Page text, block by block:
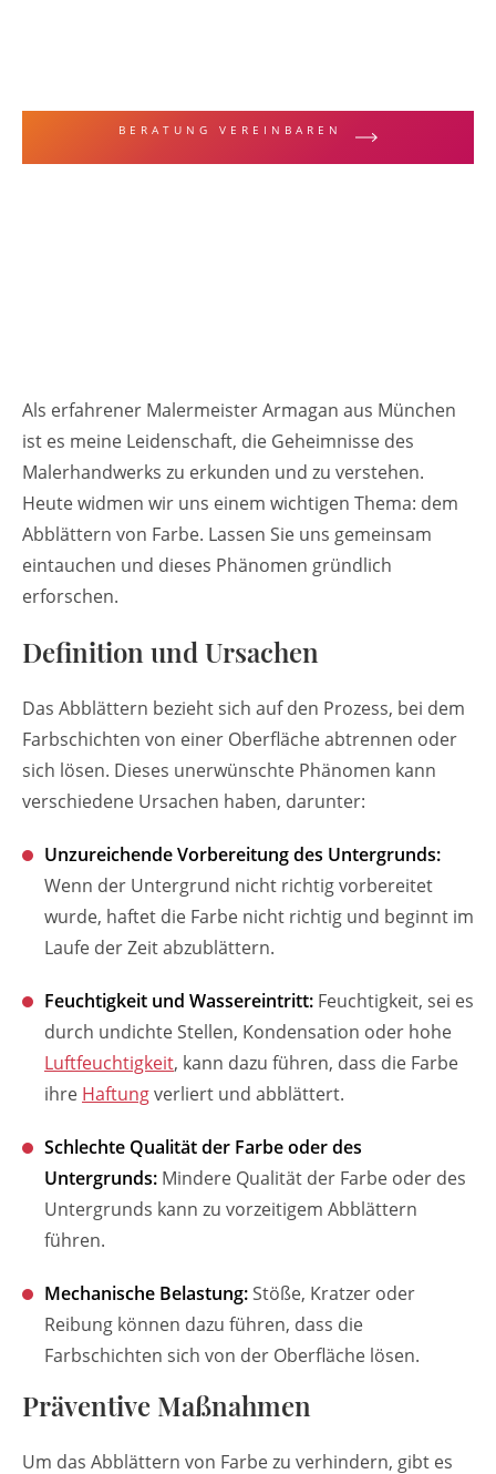
BERATUNG VEREINBAREN
Als erfahrener Malermeister Armagan aus München
ist es meine Leidenschaft, die Geheimnisse des
Malerhandwerks zu erkunden und zu verstehen.
Heute widmen wir uns einem wichtigen Thema: dem
Abblättern von Farbe. Lassen Sie uns gemeinsam
eintauchen und dieses Phänomen gründlich
erforschen.
Definition und Ursachen
Das Abblättern bezieht sich auf den Prozess, bei dem
Farbschichten von einer Oberfläche abtrennen oder
sich lösen. Dieses unerwünschte Phänomen kann
verschiedene Ursachen haben, darunter:
Unzureichende Vorbereitung des Untergrunds:
Wenn der Untergrund nicht richtig vorbereitet
wurde, haftet die Farbe nicht richtig und beginnt im
Laufe der Zeit abzublättern.
Feuchtigkeit und Wassereintritt: Feuchtigkeit, sei es
durch undichte Stellen, Kondensation oder hohe
Luftfeuchtigkeit, kann dazu führen, dass die Farbe
ihre Haftungverliert und abblättert.
Schlechte Qualität der Farbe oder des
Untergrunds: Mindere Qualität der Farbe oder des
Untergrunds kann zu vorzeitigem Abblättern
führen.
Mechanische Belastung:Stöße, Kratzer oder
Reibung können dazu führen, dass die
Farbschichten sich von der Oberfläche lösen.
Präventive Maßnahmen
Um das Abblättern von Farbe zu verhindern, gibt es